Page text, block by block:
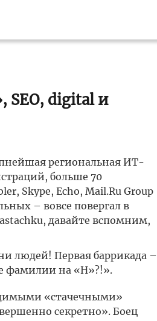
SEO, digital и
региональная ИТ-
больше 70
Skype, Echo, Mail.Ru Group
– вовсе повергал в
давайте вспомним,
людей! Первая баррикада –
фамилии на «Н»?!».
«стачечными»
секретно». Боец